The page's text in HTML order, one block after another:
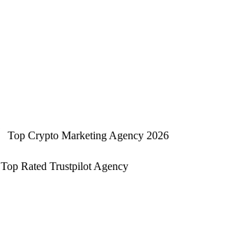
Top Crypto Marketing Agency 2026
Top Rated Trustpilot Agency